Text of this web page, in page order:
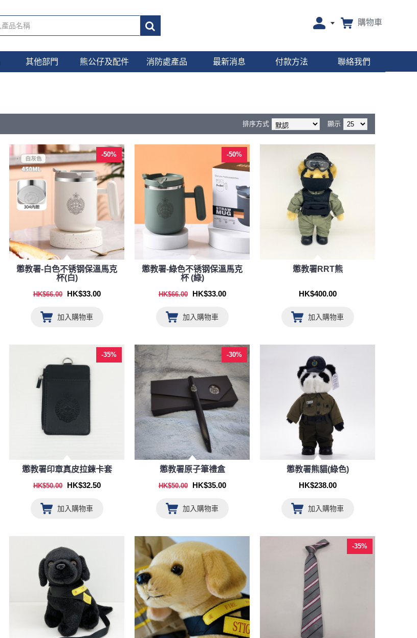
購物車
其他部門 熊公仔及配件 消防處產品 最新消息 付款方法 聯絡我們
顯示
排序方式
-50%
懲教署-白色不锈钢保溫馬克
杯(白)
HK$66.00 HK$33.00
加入購物車
-50%
懲教署-綠色不锈钢保溫馬克
杯 (綠)
HK$66.00 HK$33.00
加入購物車
懲教署RRT熊
HK$400.00
加入購物車
-35%
懲教署印章真皮拉鍊卡套
HK$50.00 HK$32.50
加入購物車
-30%
懲教署原子筆禮盒
HK$50.00 HK$35.00
加入購物車
懲教署熊貓(綠色)
HK$238.00
加入購物車
-35%